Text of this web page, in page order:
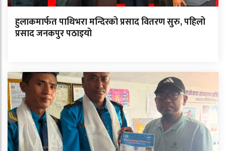
हुलाकमार्फत पाथिभरा मन्दिरको प्रसाद वितरण सुरु, पहिलो
प्रसाद जनकपुर पठाइयो